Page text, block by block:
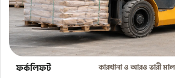
ফর্কলিফট কারখানা ও আরও ভারী